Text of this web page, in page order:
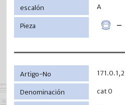
A
171.0.1,2
cat 0